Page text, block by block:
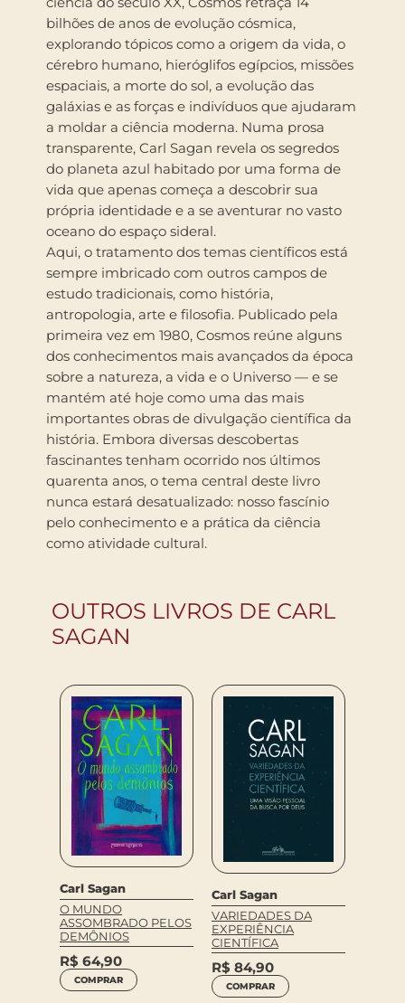
bilhões de anos de evolução cósmica,
explorando tópicos como a origem da vida, o
cérebro humano, hieróglifos egípcios, missões
espaciais, a morte do sol, a evolução das
galáxias e as forças e indivíduos que ajudaram
a moldar a ciência moderna. Numa prosa
transparente, Carl Sagan revela os segredos
do planeta azul habitado por uma forma de
vida que apenas começa a descobrir sua
própria identidade e a se aventurar no vasto
oceano do espaço sideral.
Aqui, o tratamento dos temas científicos está
sempre imbricado com outros campos de
estudo tradicionais, como história,
antropologia, arte e filosofia. Publicado pela
primeira vez em 1980, Cosmos reúne alguns
dos conhecimentos mais avançados da época
sobre a natureza, a vida e o Universo — e se
mantém até hoje como uma das mais
importantes obras de divulgação científica da
história. Embora diversas descobertas
fascinantes tenham ocorrido nos últimos
quarenta anos, o tema central deste livro
nunca estará desatualizado: nosso fascínio
pelo conhecimento e a prática da ciência
como atividade cultural.
OUTROS LIVROS DE CARL
SAGAN
Carl Sagan
O MUNDO
ASSOMBRADO PELOS
DEMÔNIOS
R$ 64,90
COMPRAR
Carl Sagan
VARIEDADES DA
EXPERIÊNCIA
CIENTÍFICA
R$ 84,90
COMPRAR